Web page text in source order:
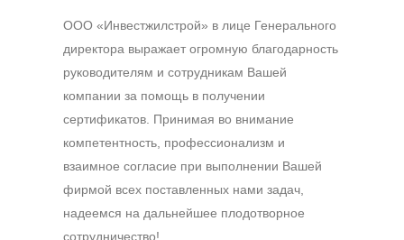
ООО «Инвестжилстрой» в лице Генерального
директора выражает огромную благодарность
руководителям и сотрудникам Вашей
компании за помощь в получении
сертификатов. Принимая во внимание
компетентность, профессионализм и
взаимное согласие при выполнении Вашей
фирмой всех поставленных нами задач,
надеемся на дальнейшее плодотворное
сотрудничество!